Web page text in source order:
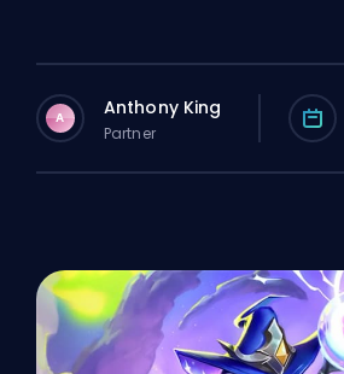
A Anthony King
Partner